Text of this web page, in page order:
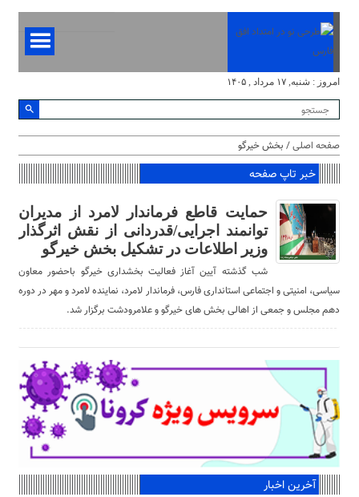
امروز : شنبه, ۱۷ مرداد , ۱۴۰۵
صفحه اصلی/ بخش خیرگو
خبر تاپ صفحه
حمایت قاطع فرماندار لامرد از مدیران
توانمند اجرایی/قدردانی از نقش اثرگذار
وزیر اطلاعات در تشکیل بخش خیرگو
شب گذشته آیین آغاز فعالیت بخشداری خیرگو باحضور معاون
سیاسی، امنیتی و اجتماعی استانداری فارس، فرماندار لامرد، نماینده لامرد و مهر در دوره
دهم مجلس و جمعی از اهالی بخش های خیرگو و علامرودشت برگزار شد.
آخرین اخبار